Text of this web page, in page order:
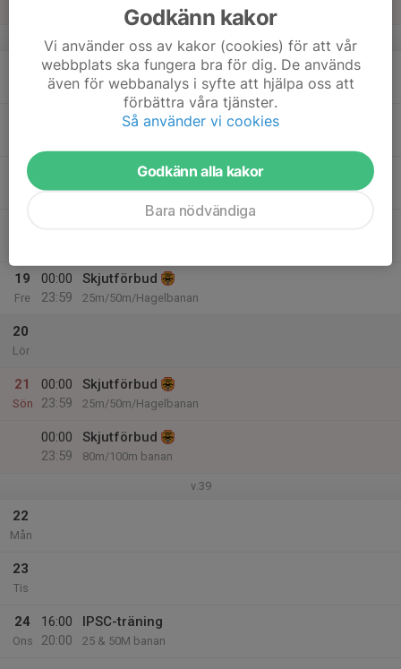
Hela anläggningen och klubbhus
v.38
17
20:00
IPSC-träning
25 & 50M banan
19
Fre
00:00
23:59
Skjutförbud
25m/50m/Hagelbanan
20
Lör
21
Sön
00:00
23:59
Skjutförbud
25m/50m/Hagelbanan
00:00
23:59
Skjutförbud
80m/100m banan
v.39
22
Mån
23
Tis
24
Ons
16:00
20:00
IPSC-träning
25 & 50M banan
Godkänn kakor
Vi använder oss av kakor (cookies) för att vår
webbplats ska fungera bra för dig. De används
även för webbanalys i syfte att hjälpa oss att
förbättra våra tjänster.
Så använder vi cookies
Godkänn alla kakor
Bara nödvändiga